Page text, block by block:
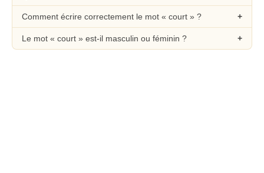
Comment écrire correctement le mot « court » ?
Le mot « court » est-il masculin ou féminin ?